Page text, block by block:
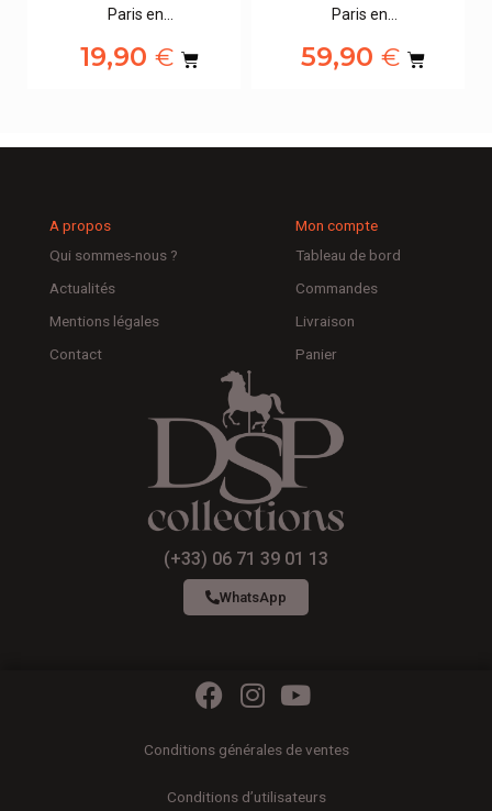
Paris en…
19,90 €
Paris en…
59,90€
A propos
Qui sommes-nous ?
Actualités
Mentions légales
Contact
Mon compte
Tableau de bord
Commandes
Livraison
Panier
(+33) 06 71 39 01 13
WhatsApp
F
c
b
I
s
a
Y
u
u
Conditions générales de ventes
Conditions d’utilisateurs